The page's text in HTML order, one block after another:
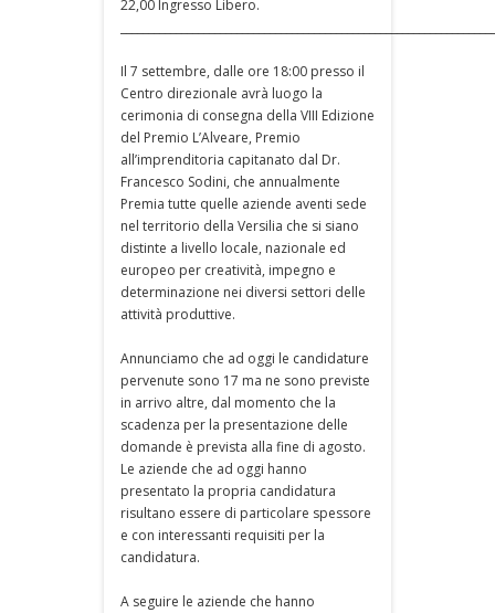
22,00 Ingresso Libero.
Il 7 settembre, dalle ore 18:00 presso il
Centro direzionale avrà luogo la
cerimonia di consegna della VIII Edizione
del Premio L’Alveare, Premio
all’imprenditoria capitanato dal Dr.
Francesco Sodini, che annualmente
Premia tutte quelle aziende aventi sede
nel territorio della Versilia che si siano
distinte a livello locale, nazionale ed
europeo per creatività, impegno e
determinazione nei diversi settori delle
attività produttive.
Annunciamo che ad oggi le candidature
pervenute sono 17 ma ne sono previste
in arrivo altre, dal momento che la
scadenza per la presentazione delle
domande è prevista alla fine di agosto.
Le aziende che ad oggi hanno
presentato la propria candidatura
risultano essere di particolare spessore
e con interessanti requisiti per la
candidatura.
A seguire le aziende che hanno